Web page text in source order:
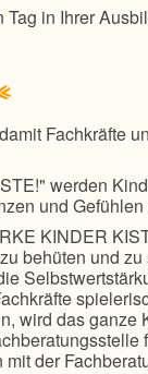
in Ihrer
Fachkräfte
werden
und
KINDER
behüten und
wird das ganze
der